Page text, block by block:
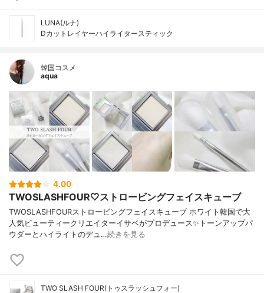
LUNA(ルナ)
Dカットレイヤーハイライタースティック
韓国コスメ
aqua
4.00
TWOSLASHFOUR🤍ストロービングフェイスキューブ
TWOSLASHFOURストロービングフェイスキューブ ホワイト韓国で大
人気ビューティークリエイターイサベがプロデュース✨トーンアップパ
ウダーとハイライトのデュ…続きを見る
TWO SLASH FOUR(トゥスラッシュフォー)